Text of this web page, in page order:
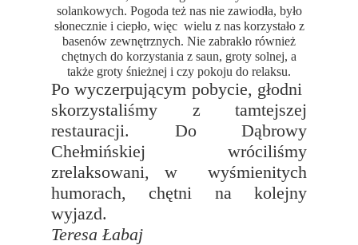
solankowych. Pogoda też nas nie zawiodła, było
słonecznie i ciepło, więc wielu z nas korzystało z
basenów zewnętrznych. Nie zabrakło również
chętnych do korzystania z saun, groty solnej, a
także groty śnieżnej i czy pokoju do relaksu.
Po wyczerpującym pobycie, głodni
skorzystaliśmy z tamtejszej
restauracji. Do Dąbrowy
Chełmińskiej wróciliśmy
zrelaksowani, w wyśmienitych
humorach, chętni na kolejny
wyjazd.
Teresa Łabaj